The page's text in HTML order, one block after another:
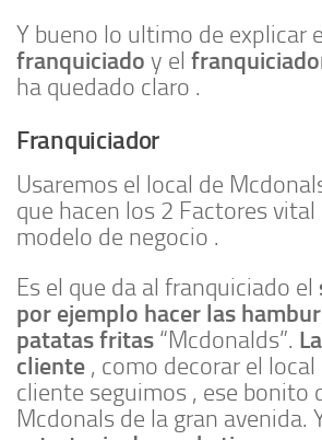
Y bueno lo ultimo de explicar
franquiciado y el
ha quedado claro .
Franquiciador
Usaremos el local de
que hacen los 2 Factores vital
modelo de negocio .
Es el que da al franquiciado el
por ejemplo hacer las
patatas fritas “Mcdonalds”.
cliente , como decorar el
cliente seguimos , ese bonito
Mcdonals de la gran avenida.